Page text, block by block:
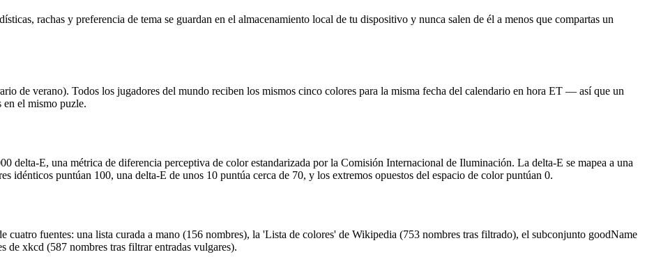
rachas y preferencia de tema se guardan en el almacenamiento local de tu dispositivo y nunca salen de él a menos que compartas un
de verano). Todos los jugadores del mundo reciben los mismos cinco colores para la misma fecha del calendario en hora ET — así que un
el mismo puzle.
delta-E, una métrica de diferencia perceptiva de color estandarizada por la Comisión Internacional de Iluminación. La delta-E se mapea a una
idénticos puntúan 100, una delta-E de unos 10 puntúa cerca de 70, y los extremos opuestos del espacio de color puntúan 0.
cuatro fuentes: una lista curada a mano (156 nombres), la 'Lista de colores' de Wikipedia (753 nombres tras filtrado), el subconjunto goodName
de xkcd (587 nombres tras filtrar entradas vulgares).